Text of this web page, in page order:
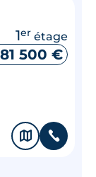
1er étage
500 €
🗞 📞